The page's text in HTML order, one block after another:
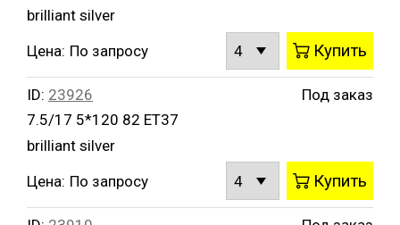
brilliant silver
Цена: По запросу Купить
ID: 23926
7.5/17 5*120 82 ET37
brilliant silver
Под заказ
Цена: По запросу Купить